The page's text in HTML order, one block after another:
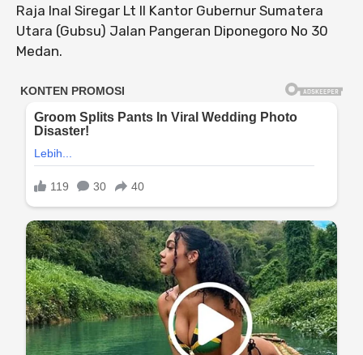
Raja Inal Siregar Lt II Kantor Gubernur Sumatera
Utara (Gubsu) Jalan Pangeran Diponegoro No 30
Medan.